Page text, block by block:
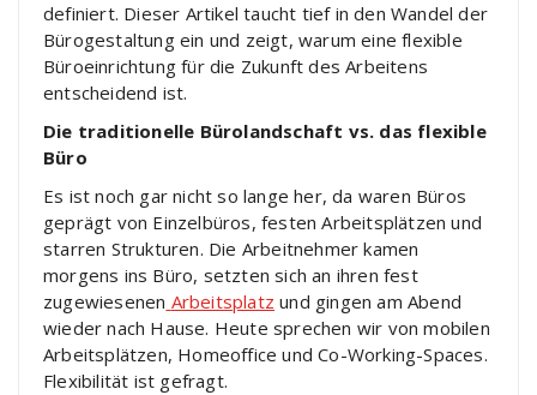
definiert. Dieser Artikel taucht tief in den Wandel der
Bürogestaltung ein und zeigt, warum eine flexible
Büroeinrichtung für die Zukunft des Arbeitens
entscheidend ist.
Die traditionelle Bürolandschaft vs. das flexible
Büro
Es ist noch gar nicht so lange her, da waren Büros
geprägt von Einzelbüros, festen Arbeitsplätzen und
starren Strukturen. Die Arbeitnehmer kamen
morgens ins Büro, setzten sich an ihren fest
zugewiesenen Arbeitsplatz und gingen am Abend
wieder nach Hause. Heute sprechen wir von mobilen
Arbeitsplätzen, Homeoffice und Co-Working-Spaces.
Flexibilität ist gefragt.